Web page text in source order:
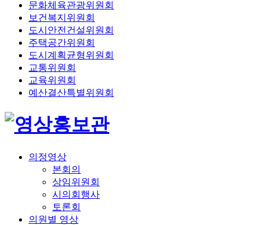
문화체육관광위원회
보건복지위원회
도시안전건설위원회
주택공간위원회
도시계획균형위원회
교통위원회
교육위원회
예산결산특별위원회
의정영상
본회의
상임위원회
시의회행사
토론회
의원별 영상